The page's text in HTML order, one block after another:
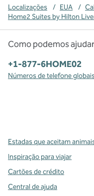
Localizações / EUA /
Home2 Suites by Hilton
Como podemos
Telefone:
+1-877-6HOME02
Números de telefone
Estadas que aceitam
Inspiração para viajar
Cartões de crédito
Central de ajuda